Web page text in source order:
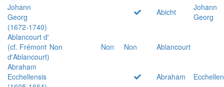
Johann
Georg
(1672-1740)
Abicht
Johann
Georg
Ablancourt d'
(cf. Frémont
d'Ablancourt)
Non Non Non
Ablancourt
Abraham
Ecchellensis
Abraham